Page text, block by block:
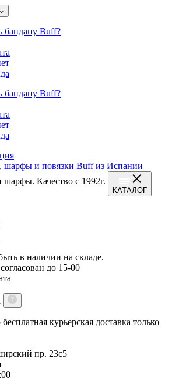
бандану Buff?
бандану Buff?
КАТАЛОГ
в наличии на складе.
до 15-00
курьерская доставка только
пр. 23с5